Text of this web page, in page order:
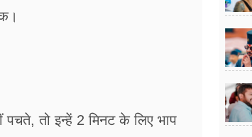
तो इन्हें 2 मिनट के लिए भाप